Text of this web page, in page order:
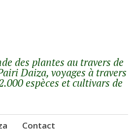
des plantes au travers de
Daiza, voyages à travers
espèces et cultivars de
Contact